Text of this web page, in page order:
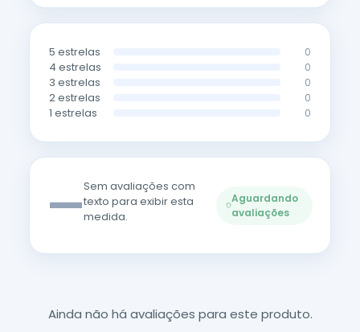
5 estrelas 0
4 estrelas 0
3 estrelas 0
2 estrelas 0
1 estrelas 0
—Sem avaliações com
texto para exibir esta
medida.
Aguardando
avaliações
Ainda não há avaliações para este produto.